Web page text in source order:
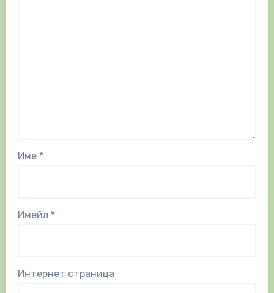
Име *
Имейл *
Интернет страница